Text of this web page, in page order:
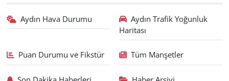
Aydın Hava Durumu
Aydın Trafik Yoğunluk
Haritası
Puan Durumu ve Fikstür Tüm Manşetler